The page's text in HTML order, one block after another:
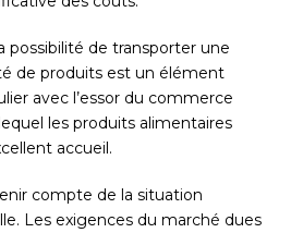
possibilité de transporter une
de produits est un élément
avec l’essor du commerce
les produits alimentaires
accueil.
compte de la situation
Les exigences du marché dues